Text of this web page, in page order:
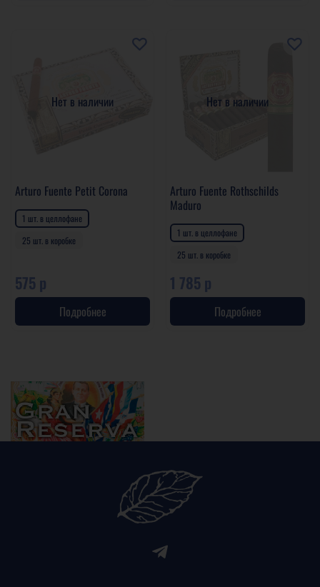
Нет в наличии
Arturo Fuente Petit Corona
1 шт. в целлофане
25 шт. в коробке
575 р
Подробнее
Нет в наличии
Arturo Fuente Rothschilds
Maduro
1 шт. в целлофане
25 шт. в коробке
1 785 р
Подробнее